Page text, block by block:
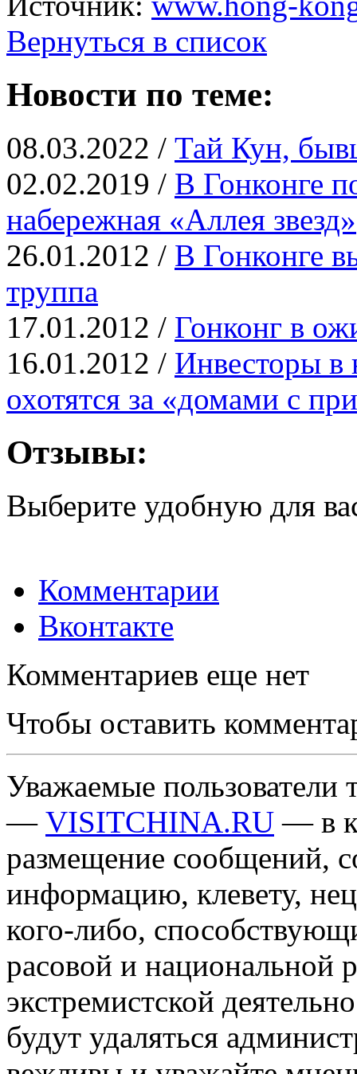
Вернуться в список
Новости по теме:
08.03.2022 / Тай Кун,
02.02.2019 / В Гонконге
набережная «Аллея звезд»
26.01.2012 / В Гонконге
труппа
17.01.2012 / Гонконг в
16.01.2012 / Инвесторы в
охотятся за «домами с
Отзывы:
Выберите удобную для
Комментарии
Вконтакте
Комментариев еще нет
Чтобы оставить
Уважаемые пользователи
— VISITCHINA.RU — в
размещение сообщений,
информацию, клевету,
кого-либо,
расовой и национальной
экстремистской
будут удаляться